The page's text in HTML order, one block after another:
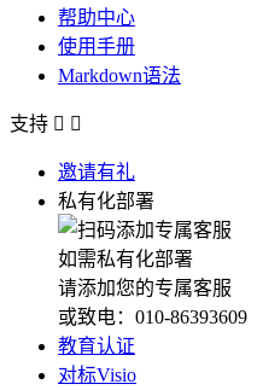
帮助中心
使用手册
Markdown语法
支持  
邀请有礼
私有化部署
如需私有化部署
请添加您的专属客服
或致电：010-86393609
教育认证
对标Visio